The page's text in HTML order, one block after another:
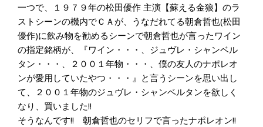
一つで、１９７９年の松田優作 主演【蘇える金狼】のラ
ストシーンの機内でＣＡが、うなだれてる朝倉哲也(松田
優作)に飲み物を勧めるシーンで朝倉哲也が言ったワイン
の指定銘柄が、『ワイン・・・、ジュヴレ・シャンベル
タン・・・、２００１年物・・・、僕の友人のナポレオ
ンが愛用していたやつ・・・』と言うシーンを思い出し
て、２００１年物のジュヴレ・シャンベルタンを欲しく
なり、買いました!!
そうなんです!! 朝倉哲也のセリフで言ったナポレオン!!